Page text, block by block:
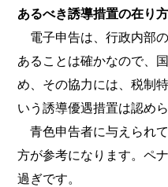
あるべき誘導措置の在り方
電子申告は、行政内部
あることは確かなので、
め、その協力には、税制
いう誘導優遇措置は認め
青色申告者に与えられ
方が参考になります。ペ
過ぎです。